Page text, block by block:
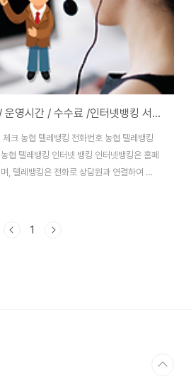
농협 텔레뱅킹 전화번호 / 운영시간 / 수수료 /인터넷뱅킹 서비스 ⓐ to ⓩ
크 농협 텔레뱅킹 전화번호 농협 텔레뱅킹
협 텔레뱅킹 인터넷 뱅킹 인터넷뱅킹은 홈페
, 텔레뱅킹은 전화로 상담원과 연결하여 말
킹 업무를 처리하는 서비스를 말합니다.
주로 이용하지만 간혹 예금, 신용카드, 대출,
1